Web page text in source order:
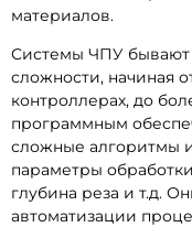
материалов.
Системы ЧПУ бывают
сложности, начиная
контроллерах, до
программным
сложные алгоритмы
параметры
глубина реза и т.д.
автоматизации